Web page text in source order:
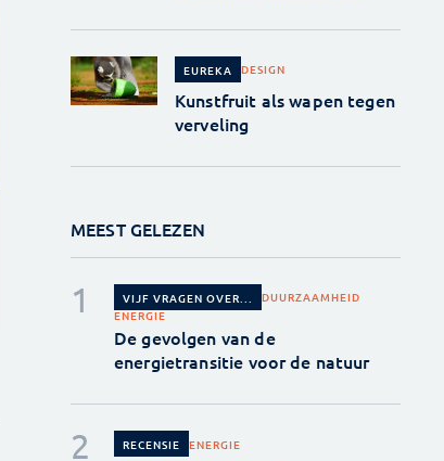
EUREKA DESIGN
Kunstfruit als wapen tegen
verveling
MEEST GELEZEN
VIJF VRAGEN OVER...
DUURZAAMHEID
ENERGIE
De gevolgen van de
energietransitie voor de natuur
RECENSIE ENERGIE